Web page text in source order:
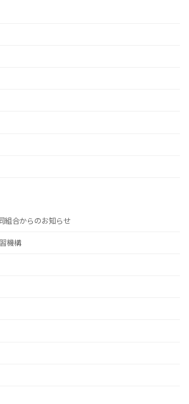
組合からのお知らせ
機構